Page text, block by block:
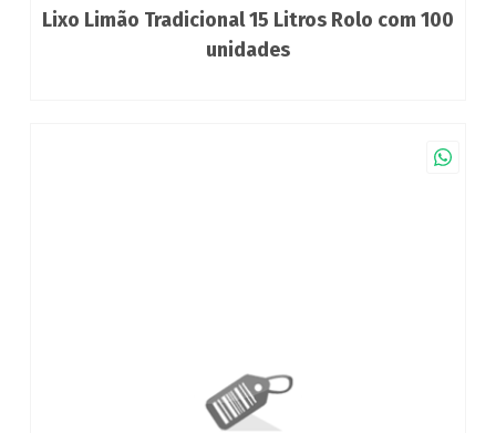
Lixo Limão Tradicional 15 Litros Rolo com 100
unidades